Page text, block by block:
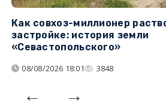
Как совхоз-миллионер
застройке: история земли
«Севастопольского»
08/08/2026 18:01 3848